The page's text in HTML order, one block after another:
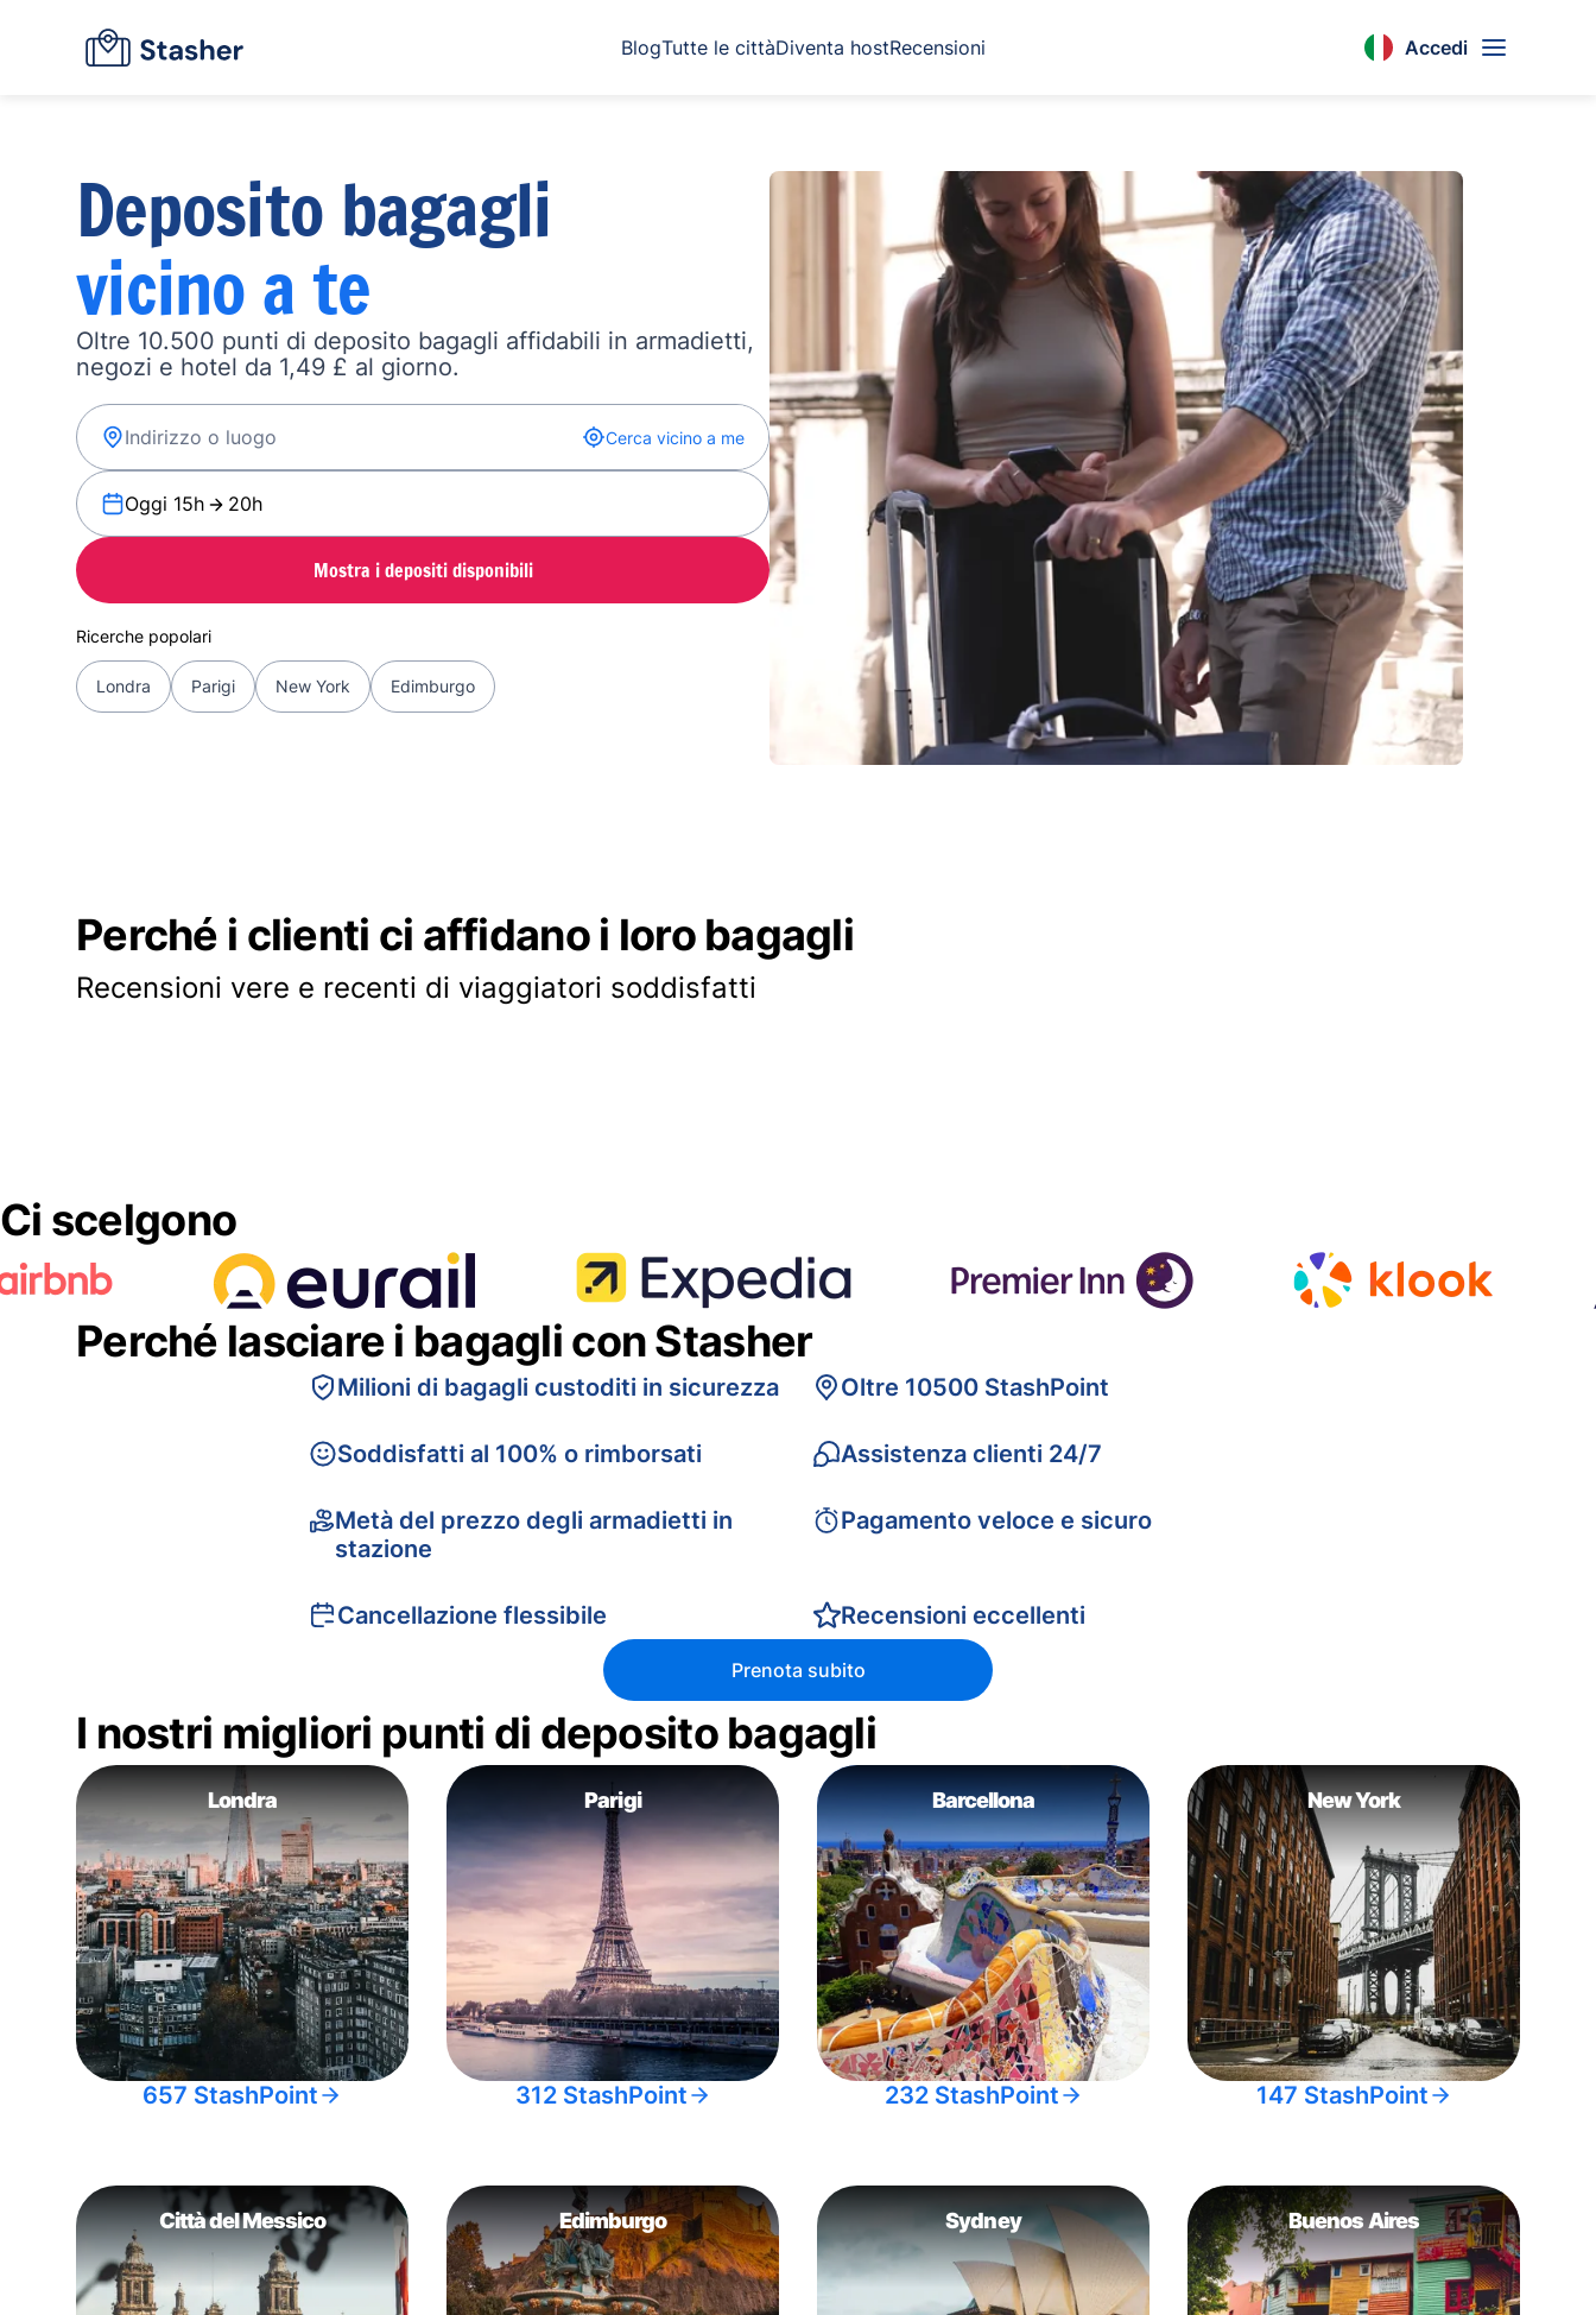
BlogTutte le cittàDiventa hostRecensioni Accedi
Deposito bagagli
vicino a te
Oltre 10.500 punti di deposito bagagli affidabili in armadietti,
negozi e hotel da 1,49 £ al giorno.
Cerca vicino a me
Oggi 15h 20h
Mostra i depositi disponibili
Ricerche popolari
Londra Parigi New York Edimburgo
Perché i clienti ci affidano i loro bagagli
Recensioni vere e recenti di viaggiatori soddisfatti
Ci scelgono
Perché lasciare i bagagli con Stasher
Milioni di bagagli custoditi in sicurezza
Soddisfatti al 100% o rimborsati
Metà del prezzo degli armadietti in
stazione
Cancellazione flessibile
Oltre 10500 StashPoint
Assistenza clienti 24/7
Pagamento veloce e sicuro
Recensioni eccellenti
Prenota subito
I nostri migliori punti di deposito bagagli
Londra
657 StashPoint
Parigi
312 StashPoint
Barcellona
232 StashPoint
New York
147 StashPoint
Città del Messico Edimburgo Sydney Buenos Aires